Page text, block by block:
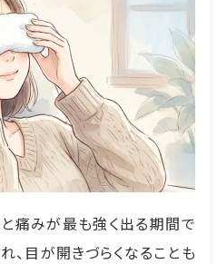
痛みが最も強く出る期間で
、目が開きづらくなることも